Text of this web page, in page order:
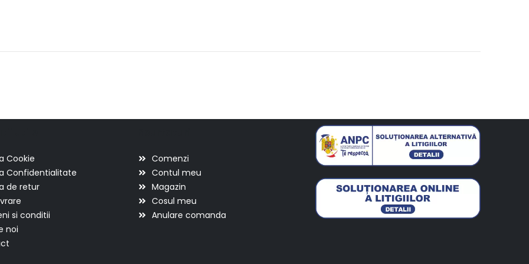
Cookie
Confidentialitate
de retur
si conditii
noi
Comenzi
Contul meu
Magazin
Cosul meu
Anulare comanda